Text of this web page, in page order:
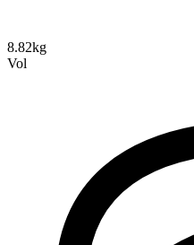
8.82kg
Vol